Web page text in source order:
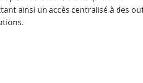
ainsi un accès centralisé à des